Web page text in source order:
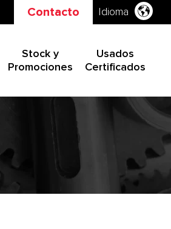
Contacto Idioma
Stock y
Promociones
Usados
Certificados